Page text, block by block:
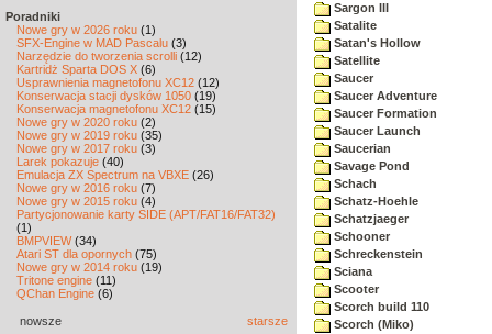
Poradniki
Nowe gry w 2026 roku (1)
SFX-Engine w MAD Pascalu (3)
Narzędzie do tworzenia scrolli (12)
Kartridż Sparta DOS X (6)
Usprawnienia magnetofonu XC12 (12)
Konserwacja stacji dysków 1050 (19)
Konserwacja magnetofonu XC12 (15)
Nowe gry w 2020 roku (2)
Nowe gry w 2019 roku (35)
Nowe gry w 2017 roku (3)
Larek pokazuje (40)
Emulacja ZX Spectrum na VBXE (26)
Nowe gry w 2016 roku (7)
Nowe gry w 2015 roku (4)
Partycjonowanie karty SIDE (APT/FAT16/FAT32)
(1)
BMPVIEW(34)
Atari ST dla opornych (75)
Nowe gry w 2014 roku (19)
Tritone engine (11)
QChan Engine (6)
nowsze starsze
Sargon III
Satalite
Satan's Hollow
Satellite
Saucer
Saucer Adventure
Saucer Formation
Saucer Launch
Saucerian
Savage Pond
Schach
Schatz-Hoehle
Schatzjaeger
Schooner
Schreckenstein
Sciana
Scooter
Scorch build 110
Scorch (Miko)